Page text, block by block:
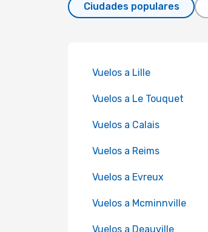
Ciudades populares
Vuelos a Lille
Vuelos a Le Touquet
Vuelos a Calais
Vuelos a Reims
Vuelos a Evreux
Vuelos a Mcminnville
Vuelos a Deauville